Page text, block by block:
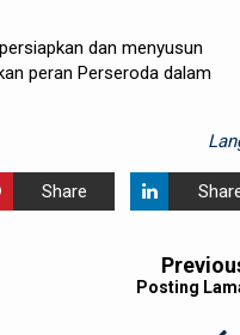
dan menyusun
peran Perseroda dalam
Share
Posting